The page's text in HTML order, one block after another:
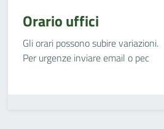
Orario uffici
Gli orari possono subire variazioni.
Per urgenze inviare email o pec